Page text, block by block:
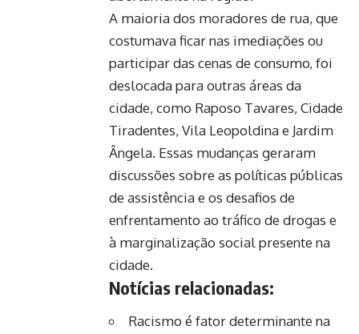
A maioria dos moradores de rua, que
costumava ficar nas imediações ou
participar das cenas de consumo, foi
deslocada para outras áreas da
cidade, como Raposo Tavares, Cidade
Tiradentes, Vila Leopoldina e Jardim
Ângela. Essas mudanças geraram
discussões sobre as políticas públicas
de assistência e os desafios de
enfrentamento ao tráfico de drogas e
à marginalização social presente na
cidade.
Notícias relacionadas:
Racismo é fator determinante na